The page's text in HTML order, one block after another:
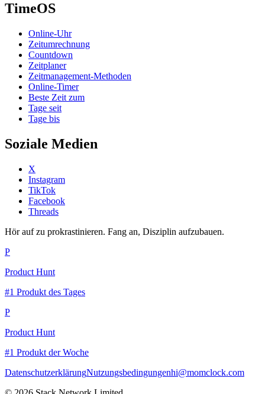
TimeOS
Online-Uhr
Zeitumrechnung
Countdown
Zeitplaner
Zeitmanagement-Methoden
Online-Timer
Beste Zeit zum
Tage seit
Tage bis
Soziale Medien
X
Instagram
TikTok
Facebook
Threads
Hör auf zu prokrastinieren. Fang an, Disziplin aufzubauen.
P
Product Hunt
#1 Produkt des Tages
P
Product Hunt
#1 Produkt der Woche
DatenschutzerklärungNutzungsbedingungenhi@momclock.com